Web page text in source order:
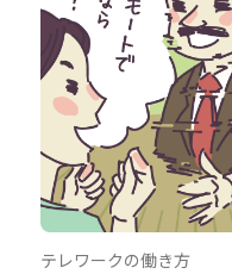
テレワークの働き方